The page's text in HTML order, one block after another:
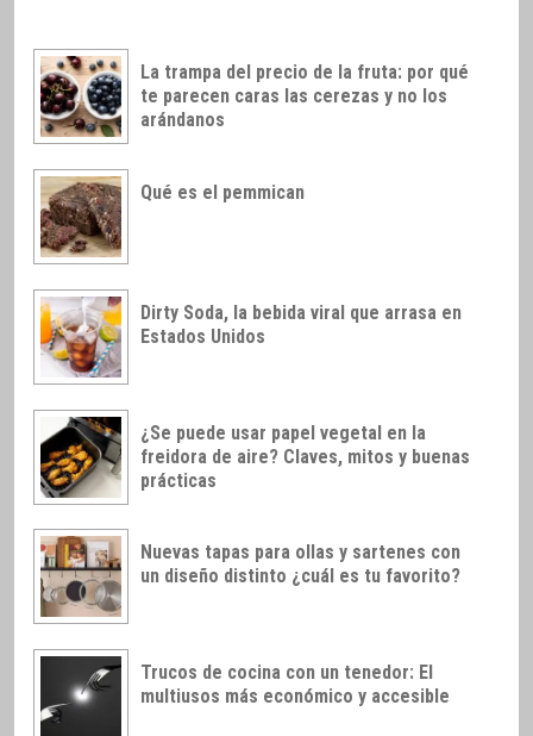
La trampa del precio de la fruta: por qué
te parecen caras las cerezas y no los
arándanos
Qué es el pemmican
Dirty Soda, la bebida viral que arrasa en
Estados Unidos
¿Se puede usar papel vegetal en la
freidora de aire? Claves, mitos y buenas
prácticas
Nuevas tapas para ollas y sartenes con
un diseño distinto ¿cuál es tu favorito?
Trucos de cocina con un tenedor: El
multiusos más económico y accesible